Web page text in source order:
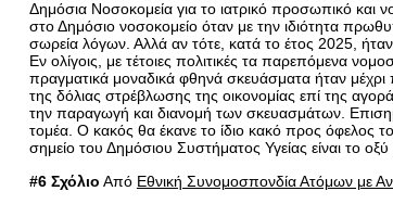
Δημόσια Νοσοκομεία για το ιατρικό προσωπικό
στο Δημόσιο νοσοκομείο όταν με την ιδιότητα
σωρεία λόγων. Αλλά αν τότε, κατά το έτος 2025,
Εν ολίγοις, με τέτοιες πολιτικές τα παρεπόμενα
πραγματικά μοναδικά φθηνά σκευάσματα ήταν
της δόλιας στρέβλωσης της οικονομίας επί της
την παραγωγή και διανομή των σκευασμάτων.
τομέα. Ο κακός θα έκανε το ίδιο κακό προς όφελος
σημείο του Δημόσιου Συστήματος Υγείας είναι το
#6 Σχόλιο Από Εθνική Συνομοσπονδία Ατόμων με